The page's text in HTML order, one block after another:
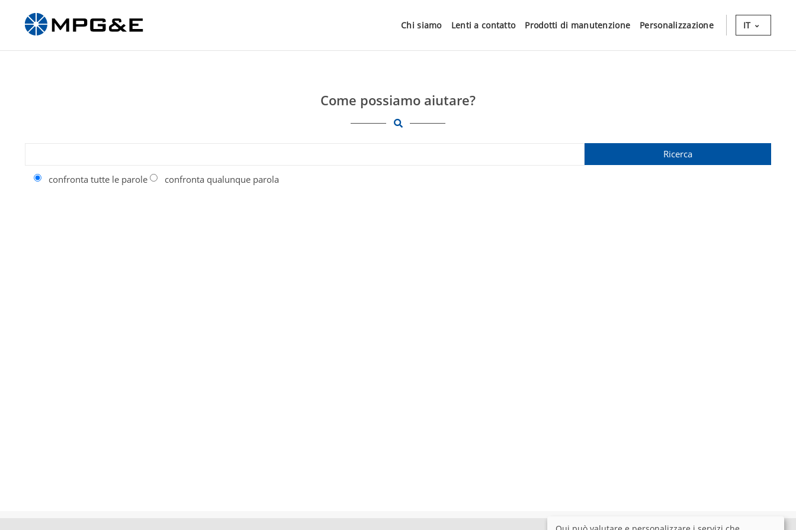
Chi siamo Lenti a contatto Prodotti di manutenzione Personalizzazione IT
Come possiamo aiutare?
Ricerca
confronta tutte le parole confronta qualunque parola